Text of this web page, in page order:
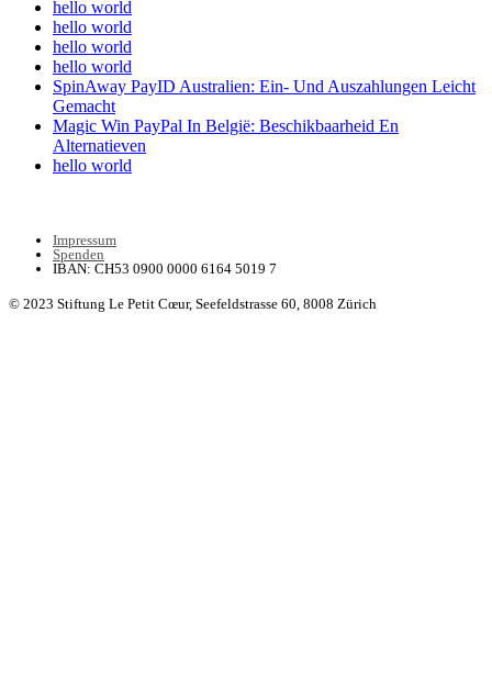
hello world
hello world
hello world
hello world
SpinAway PayID Australien: Ein- Und Auszahlungen Leicht
Gemacht
Magic Win PayPal In België: Beschikbaarheid En
Alternatieven
hello world
Impressum
Spenden
IBAN: CH53 0900 0000 6164 5019 7
© 2023 Stiftung Le Petit Cœur, Seefeldstrasse 60, 8008 Zürich